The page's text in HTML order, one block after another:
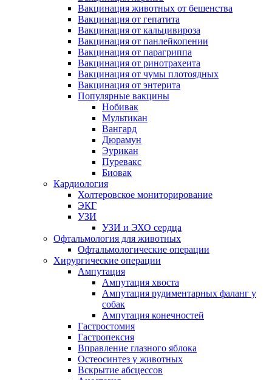
Вакцинация животных от бешенства
Вакцинация от гепатита
Вакцинация от кальцивироза
Вакцинация от панлейкопении
Вакцинация от парагриппа
Вакцинация от ринотрахеита
Вакцинация от чумы плотоядных
Вакцинация от энтерита
Популярные вакцины
Нобивак
Мультикан
Вангард
Дюрамун
Эурикан
Пуревакс
Биовак
Кардиология
Холтеровское мониторирование
ЭКГ
УЗИ
УЗИ и ЭХО сердца
Офтальмология для животных
Офтальмологические операции
Хирургические операции
Ампутация
Ампутация хвоста
Ампутация рудиментарных фаланг у
собак
Ампутация конечностей
Гастростомия
Гастропексия
Вправление глазного яблока
Остеосинтез у животных
Вскрытие абсцессов